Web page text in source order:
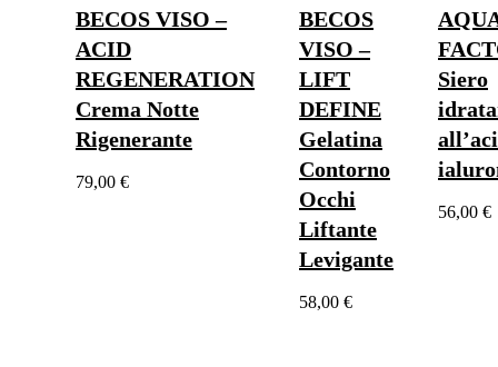
BECOS VISO –
ACID
REGENERATION
Crema Notte
Rigenerante
79,00 €
BECOS
VISO –
LIFT
DEFINE
Gelatina
Contorno
Occhi
Liftante
Levigante
58,00 €
Siero
56,00 €